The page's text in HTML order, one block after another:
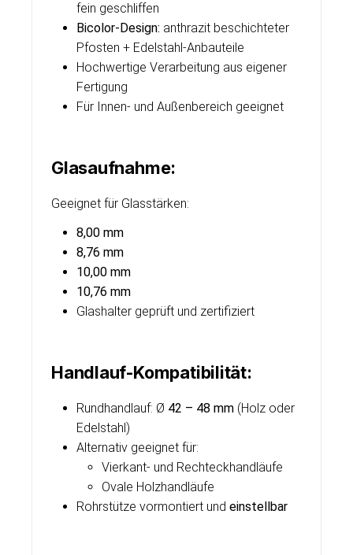
fein geschliffen
Bicolor-Design: anthrazit beschichteter
Pfosten + Edelstahl-Anbauteile
Hochwertige Verarbeitung aus eigener
Fertigung
Für Innen- und Außenbereich geeignet
Glasaufnahme:
Geeignet für Glasstärken:
8,00 mm
8,76 mm
10,00 mm
10,76 mm
Glashalter geprüft und zertifiziert
Handlauf-Kompatibilität:
Rundhandlauf: Ø 42 – 48 mm (Holz oder
Edelstahl)
Alternativ geeignet für:
Vierkant- und Rechteckhandläufe
Ovale Holzhandläufe
Rohrstütze vormontiert und einstellbar